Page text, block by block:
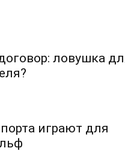
ловушка
играют для